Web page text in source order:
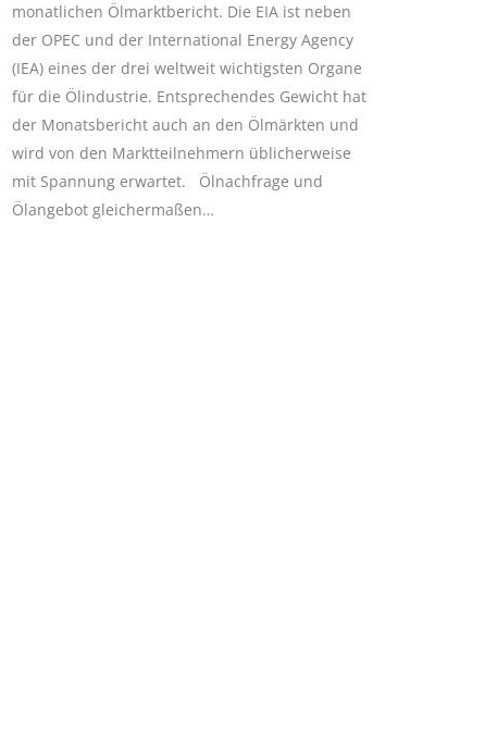
monatlichen Ölmarktbericht. Die EIA ist neben
der OPEC und der International Energy Agency
(IEA) eines der drei weltweit wichtigsten Organe
für die Ölindustrie. Entsprechendes Gewicht hat
der Monatsbericht auch an den Ölmärkten und
wird von den Marktteilnehmern üblicherweise
mit Spannung erwartet. Ölnachfrage und
Ölangebot gleichermaßen…